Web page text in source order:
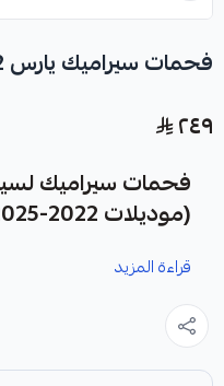
فحمات سيراميك يارس 2022-2025
٢٤٩
فحمات سيراميك
(موديلات 2022-2025)
2025، كقطعة غيار متينة وعالية الجودة تضمن لك أداءً موثوقاً.
قراءة المزيد